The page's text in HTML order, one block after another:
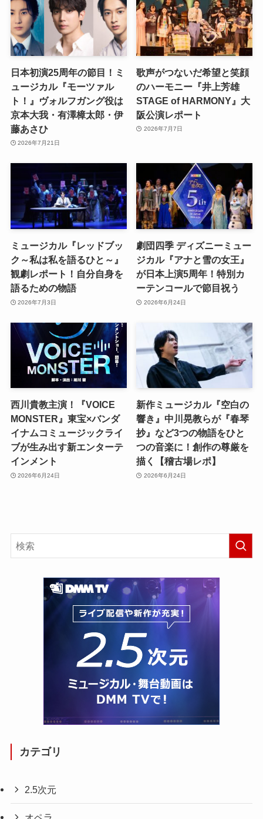
日本初演25周年の節目！ミ
ュージカル『モーツァル
ト！』ヴォルフガング役は
京本大我・有澤樟太郎・伊
藤あさひ
2026年7月21日
歌声がつないだ希望と笑顔
のハーモニー『井上芳雄
STAGE of HARMONY』大
阪公演レポート
2026年7月7日
ミュージカル『レッドブッ
ク～私は私を語るひと～』
観劇レポート！自分自身を
語るための物語
2026年7月3日
劇団四季 ディズニーミュー
ジカル『アナと雪の女王』
が日本上演5周年！特別カ
ーテンコールで節目祝う
2026年6月24日
西川貴教主演！『VOICE
MONSTER』東宝×バンダ
イナムコミュージックライ
ブが生み出す新エンターテ
インメント
2026年6月24日
新作ミュージカル『空白の
響き』中川晃教らが『春琴
抄』など3つの物語をひと
つの音楽に！創作の尊厳を
描く【稽古場レポ】
2026年6月24日
カテゴリ
2.5次元